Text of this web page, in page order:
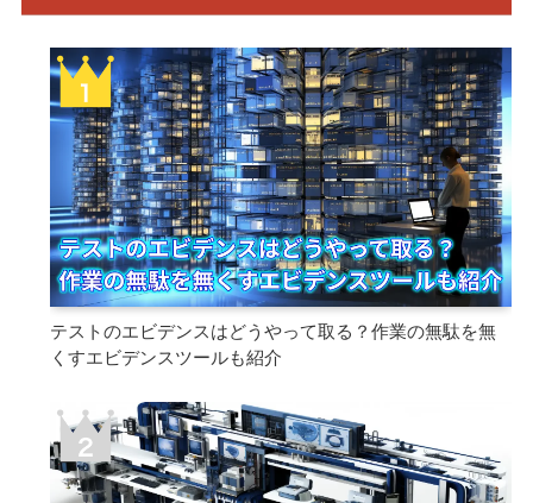
テストのエビデンスはどうやって取る？作業の無駄を無
くすエビデンスツールも紹介